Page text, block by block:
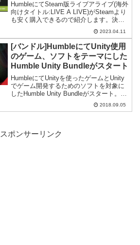
HumbleにてSteam版ライブアライブ(海外
向けタイトル:LIVE A LIVE)がSteamより
も安く購入できるので紹介します。決済
時の為替レートには注意が必要です。
2023.04.11
[バンドル]HumbleにてUnity使用
のゲーム、ソフトをテーマにした
Humble Unity Bundleがスタート
HumbleにてUnityを使ったゲームとUnity
でゲーム開発するためのソフトを対象に
したHumble Unity Bundleがスタート。最
高額コースは15ドルで16万円超分の内容
を手に入れることができます。
2018.09.05
スポンサーリンク